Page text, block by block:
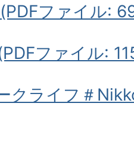
ファイル:
ファイル:
クライフ＃